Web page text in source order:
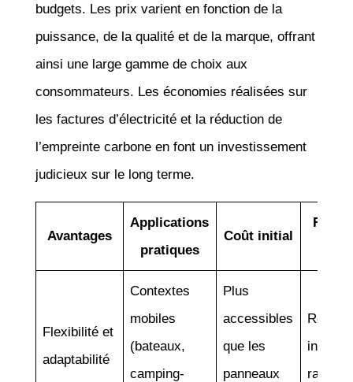
budgets. Les prix varient en fonction de la
puissance, de la qualité et de la marque, offrant
ainsi une large gamme de choix aux
consommateurs. Les économies réalisées sur
les factures d’électricité et la réduction de
l’empreinte carbone en font un investissement
judicieux sur le long terme.
Avantages
Applications
pratiques
Coût initial
Flexibilité et
adaptabilité
Contextes
mobiles
(bateaux,
camping-
Plus
accessibles
que les
panneaux
Retour
rapide